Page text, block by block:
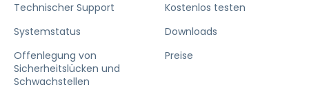
Technischer Support
Systemstatus
Offenlegung von
Sicherheitslücken und
Schwachstellen
Kostenlos testen
Downloads
Preise